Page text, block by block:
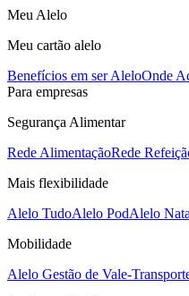
Meu Alelo
Meu cartão alelo
Benefícios em ser AleloOnde
Para empresas
Segurança Alimentar
Rede AlimentaçãoRede
Mais flexibilidade
Alelo TudoAlelo PodAlelo
Mobilidade
Alelo Gestão de Vale-